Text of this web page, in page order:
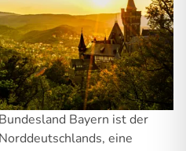
Bayern ist der
eine